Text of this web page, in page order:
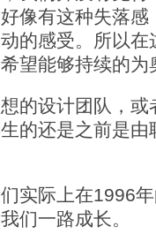
像有这种失落
的感受。所以
望能够持续的为
设计团队，或
的还是之前是
际上在1996年
们一路成长。